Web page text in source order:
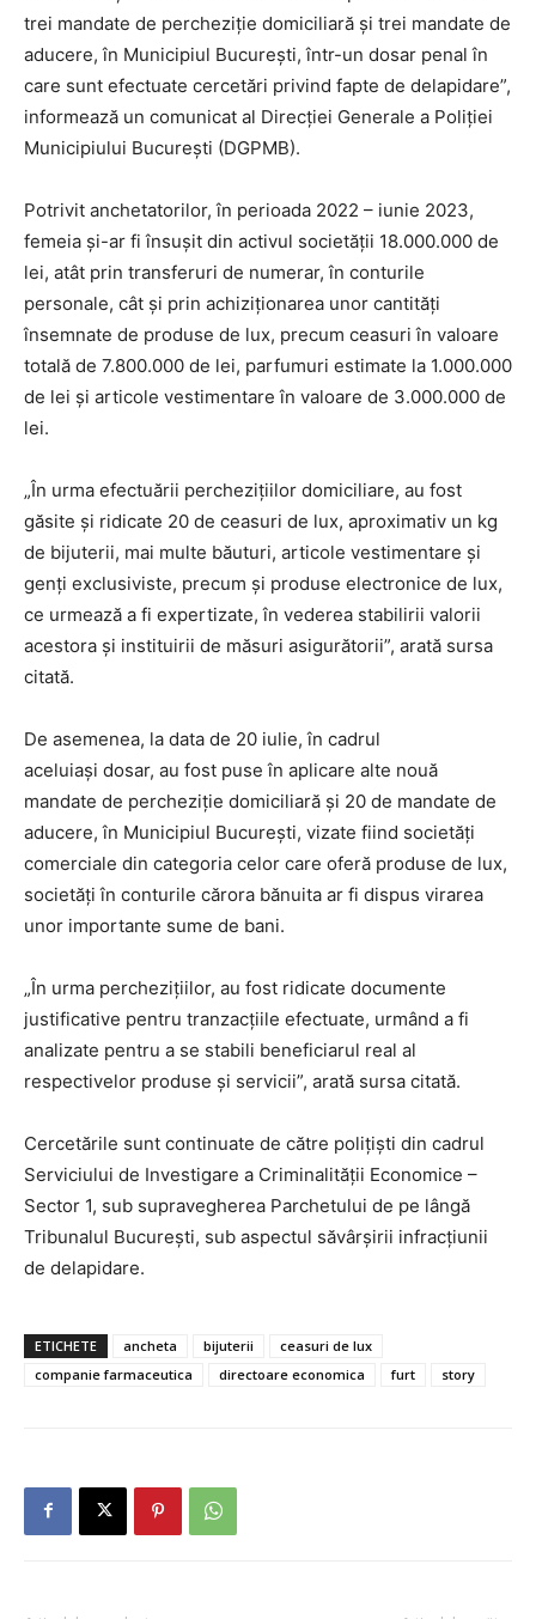
trei mandate de percheziţie domiciliară şi trei mandate de
aducere, în Municipiul Bucureşti, într-un dosar penal în
care sunt efectuate cercetări privind fapte de delapidare”,
informează un comunicat al Direcţiei Generale a Poliţiei
Municipiului Bucureşti (DGPMB).
Potrivit anchetatorilor, în perioada 2022 – iunie 2023,
femeia şi-ar fi însuşit din activul societăţii 18.000.000 de
lei, atât prin transferuri de numerar, în conturile
personale, cât şi prin achiziţionarea unor cantităţi
însemnate de produse de lux, precum ceasuri în valoare
totală de 7.800.000 de lei, parfumuri estimate la 1.000.000
de lei şi articole vestimentare în valoare de 3.000.000 de
lei.
„În urma efectuării percheziţiilor domiciliare, au fost
găsite şi ridicate 20 de ceasuri de lux, aproximativ un kg
de bijuterii, mai multe băuturi, articole vestimentare şi
genţi exclusiviste, precum şi produse electronice de lux,
ce urmează a fi expertizate, în vederea stabilirii valorii
acestora şi instituirii de măsuri asigurătorii”, arată sursa
citată.
De asemenea, la data de 20 iulie, în cadrul
aceluiaşi dosar, au fost puse în aplicare alte nouă
mandate de percheziţie domiciliară şi 20 de mandate de
aducere, în Municipiul Bucureşti, vizate fiind societăţi
comerciale din categoria celor care oferă produse de lux,
societăţi în conturile cărora bănuita ar fi dispus virarea
unor importante sume de bani.
„În urma percheziţiilor, au fost ridicate documente
justificative pentru tranzacţiile efectuate, urmând a fi
analizate pentru a se stabili beneficiarul real al
respectivelor produse şi servicii”, arată sursa citată.
Cercetările sunt continuate de către poliţişti din cadrul
Serviciului de Investigare a Criminalităţii Economice –
Sector 1, sub supravegherea Parchetului de pe lângă
Tribunalul Bucureşti, sub aspectul săvârşirii infracţiunii
de delapidare.
ETICHETE ancheta bijuterii
ceasuri de lux
companie farmaceutica
directoare economica furt story